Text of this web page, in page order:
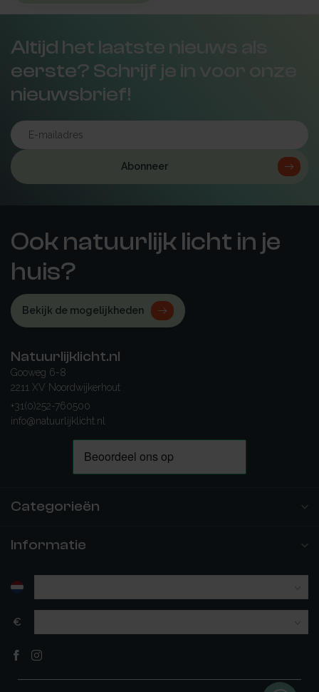
Altijd het laatste nieuws als
eerste? Schrijf je in voor onze
nieuwsbrief!
Abonneer
Ook natuurlijk licht in je
huis?
Bekijk de mogelijkheden
Natuurlijklicht.nl
Gooweg 6-8
2211 XV Noordwijkerhout
+31(0)252-760500
info@natuurlijklicht.nl
Categorieën
Informatie
€